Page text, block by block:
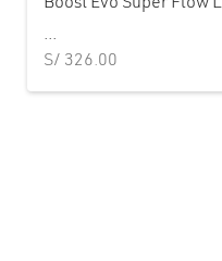
...
S/ 326.00